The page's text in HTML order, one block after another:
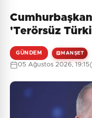
'Terörsüz
GÜNDEM MANŞET
05 Ağustos 2026, 19:15